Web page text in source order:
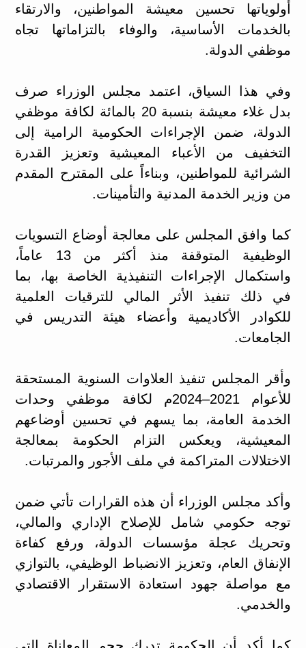
أولوياتها تحسين معيشة المواطنين، والارتقاء
بالخدمات الأساسية، والوفاء بالتزاماتها تجاه
موظفي الدولة.
وفي هذا السياق، اعتمد مجلس الوزراء صرف
بدل غلاء معيشة بنسبة 20 بالمائة لكافة موظفي
الدولة، ضمن الإجراءات الحكومية الرامية إلى
التخفيف من الأعباء المعيشية وتعزيز القدرة
الشرائية للمواطنين، وبناءاً على المقترح المقدم
من وزير الخدمة المدنية والتأمينات.
كما وافق المجلس على معالجة أوضاع التسويات
الوظيفية المتوقفة منذ أكثر من 13 عاماً،
واستكمال الإجراءات التنفيذية الخاصة بها، بما
في ذلك تنفيذ الأثر المالي للترقيات العلمية
للكوادر الأكاديمية وأعضاء هيئة التدريس في
الجامعات.
وأقر المجلس تنفيذ العلاوات السنوية المستحقة
للأعوام 2021–2024م لكافة موظفي وحدات
الخدمة العامة، بما يسهم في تحسين أوضاعهم
المعيشية، ويعكس التزام الحكومة بمعالجة
الاختلالات المتراكمة في ملف الأجور والمرتبات.
وأكد مجلس الوزراء أن هذه القرارات تأتي ضمن
توجه حكومي شامل للإصلاح الإداري والمالي،
وتحريك عجلة مؤسسات الدولة، ورفع كفاءة
الإنفاق العام، وتعزيز الانضباط الوظيفي، بالتوازي
مع مواصلة جهود استعادة الاستقرار الاقتصادي
والخدمي.